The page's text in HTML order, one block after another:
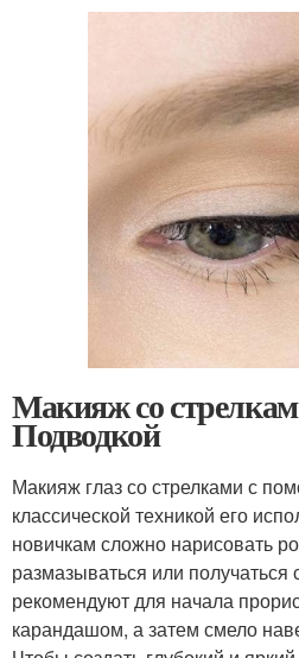
Макияж со
Подводкой
Макияж глаз со стрелками с
классической техникой его
новичкам сложно нарисовать
размазываться или
рекомендуют для начала
карандашом, а затем смело